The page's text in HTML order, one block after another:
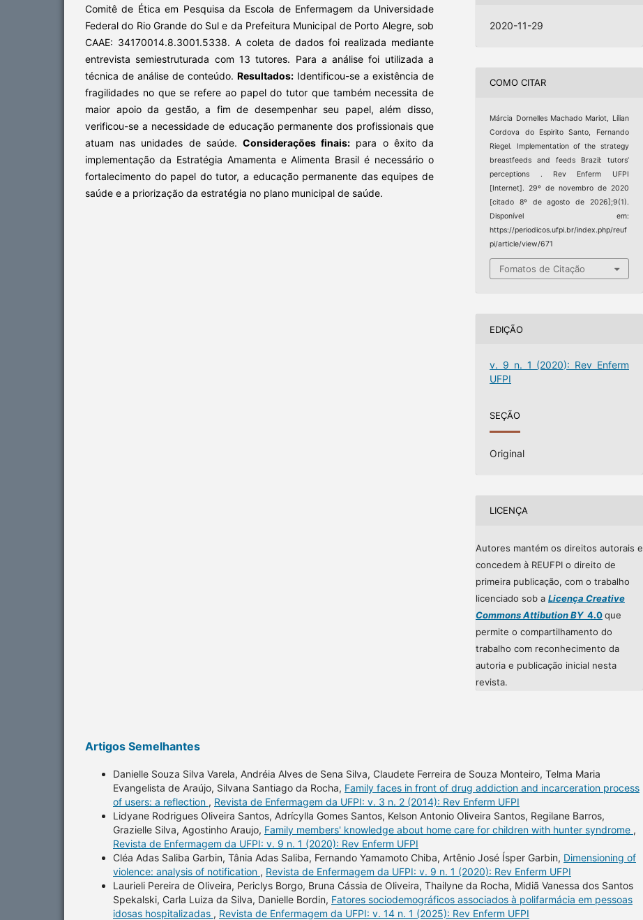
Comitê de Ética em Pesquisa da Escola de Enfermagem da Universidade
Federal do Rio Grande do Sul e da Prefeitura Municipal de Porto Alegre, sob
CAAE: 34170014.8.3001.5338. A coleta de dados foi realizada mediante
entrevista semiestruturada com 13 tutores. Para a análise foi utilizada a
técnica de análise de conteúdo. Resultados: Identificou-se a existência de
fragilidades no que se refere ao papel do tutor que também necessita de
maior apoio da gestão, a fim de desempenhar seu papel, além disso,
verificou-se a necessidade de educação permanente dos profissionais que
atuam nas unidades de saúde. Considerações finais: para o êxito da
implementação da Estratégia Amamenta e Alimenta Brasil é necessário o
fortalecimento do papel do tutor, a educação permanente das equipes de
saúde e a priorização da estratégia no plano municipal de saúde.
2020-11-29
COMO CITAR
Márcia Dornelles Machado Mariot, Lílian
Cordova do Espirito Santo, Fernando
Riegel. Implementation of the strategy
breastfeeds and feeds Brazil: tutors’
perceptions . Rev Enferm UFPI
[Internet]. 29º de novembro de 2020
[citado 8º de agosto de 2026];9(1).
Disponível em:
https://periodicos.ufpi.br/index.php/reuf
pi/article/view/671
Fomatos de Citação
EDIÇÃO
v. 9 n. 1 (2020): Rev Enferm
UFPI
SEÇÃO
Original
LICENÇA
Autores mantém os direitos autorais e
concedem à REUFPI o direito de
primeira publicação, com o trabalho
licenciado sob a Licença Creative
Commons Attibution BY4.0que
permite o compartilhamento do
trabalho com reconhecimento da
autoria e publicação inicial nesta
revista.
Artigos Semelhantes
Danielle Souza Silva Varela, Andréia Alves de Sena Silva, Claudete Ferreira de Souza Monteiro, Telma Maria
Evangelista de Araújo, Silvana Santiago da Rocha, Family faces in front of drug addiction and incarceration process
of users: a reflection , Revista de Enfermagem da UFPI: v. 3 n. 2 (2014): Rev Enferm UFPI
Lidyane Rodrigues Oliveira Santos, Adrícylla Gomes Santos, Kelson Antonio Oliveira Santos, Regilane Barros,
Grazielle Silva, Agostinho Araujo, Family members' knowledge about home care for children with hunter syndrome ,
Revista de Enfermagem da UFPI: v. 9 n. 1 (2020): Rev Enferm UFPI
Cléa Adas Saliba Garbin, Tânia Adas Saliba, Fernando Yamamoto Chiba, Artênio José Ísper Garbin, Dimensioning of
violence: analysis of notification , Revista de Enfermagem da UFPI: v. 9 n. 1 (2020): Rev Enferm UFPI
Laurieli Pereira de Oliveira, Periclys Borgo, Bruna Cássia de Oliveira, Thailyne da Rocha, Midiã Vanessa dos Santos
Spekalski, Carla Luiza da Silva, Danielle Bordin, Fatores sociodemográficos associados à polifarmácia em pessoas
idosas hospitalizadas , Revista de Enfermagem da UFPI: v. 14 n. 1 (2025): Rev Enferm UFPI